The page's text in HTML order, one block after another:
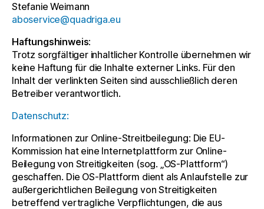
Stefanie Weimann
aboservice@quadriga.eu
Haftungshinweis:
Trotz sorgfältiger inhaltlicher Kontrolle übernehmen wir
keine Haftung für die Inhalte externer Links. Für den
Inhalt der verlinkten Seiten sind ausschließlich deren
Betreiber verantwortlich.
Datenschutz:
Informationen zur Online-Streitbeilegung: Die EU-
Kommission hat eine Internetplattform zur Online-
Beilegung von Streitigkeiten (sog. „OS-Plattform“)
geschaffen. Die OS-Plattform dient als Anlaufstelle zur
außergerichtlichen Beilegung von Streitigkeiten
betreffend vertragliche Verpflichtungen, die aus